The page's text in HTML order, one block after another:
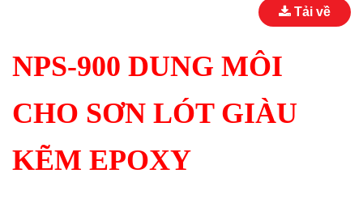
Tải về
NPS-900 DUNG MÔI
CHO SƠN LÓT GIÀU
KẼM EPOXY